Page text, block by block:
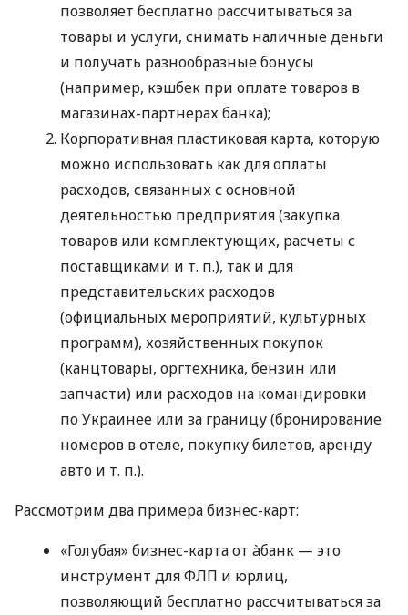
позволяет бесплатно рассчитываться за
товары и услуги, снимать наличные деньги
и получать разнообразные бонусы
(например, кэшбек при оплате товаров в
магазинах-партнерах банка);
Корпоративная пластиковая карта, которую
можно использовать как для оплаты
расходов, связанных с основной
деятельностью предприятия (закупка
товаров или комплектующих, расчеты с
поставщиками и т. п.), так и для
представительских расходов
(официальных мероприятий, культурных
программ), хозяйственных покупок
(канцтовары, оргтехника, бензин или
запчасти) или расходов на командировки
по Украинее или за границу (бронирование
номеров в отеле, покупку билетов, аренду
авто и т. п.).
Рассмотрим два примера бизнес-карт:
«Голубая» бизнес-карта от àбанк — это
инструмент для ФЛП и юрлиц,
позволяющий бесплатно рассчитываться за